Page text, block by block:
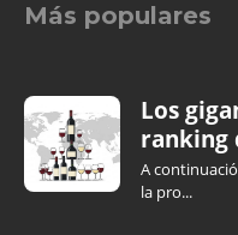
Más populares
Los
ranking
A
la pro...